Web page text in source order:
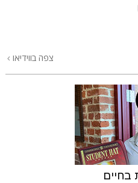
צפה בווידיאו
בחיים